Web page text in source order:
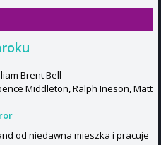
Brent Bell
Middleton, Ralph Ineson, Matt
od niedawna mieszka i pracuje